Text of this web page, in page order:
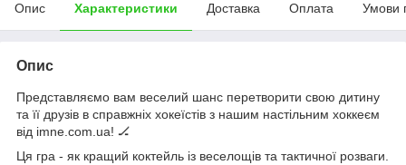
Опис Характеристики Доставка Оплата Умови
Опис
Представляємо вам веселий шанс перетворити свою дитину
та її друзів в справжніх хокеїстів з нашим настільним хоккеєм
від imne.com.ua! 🏒
Ця гра - як кращий коктейль із веселощів та тактичної розваги.